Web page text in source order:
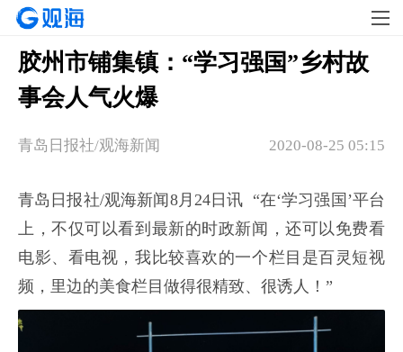
胶州市铺集镇：“学习强国”乡村故
事会人气火爆
2020-08-25 05:15
青岛日报社/观海新闻
青岛日报社/观海新闻8月24日讯 “在‘学习强国’平台
上，不仅可以看到最新的时政新闻，还可以免费看
电影、看电视，我比较喜欢的一个栏目是百灵短视
频，里边的美食栏目做得很精致、很诱人！”